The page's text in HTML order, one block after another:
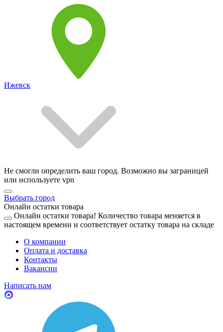
Ижевск
Не смогли определить ваш город. Возможно вы заграницей
или используете vpn
Выбрать город
Онлайн остатки товара
Онлайн остатки товара! Количество товара меняется в
настоящем времени и соответствует остатку товара на складе
О компании
Оплата и доставка
Контакты
Вакансии
Написать нам